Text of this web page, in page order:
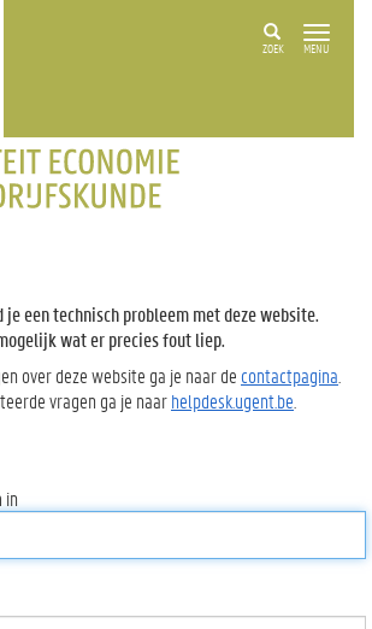
ZOEK MENU
een technisch probleem met deze website.
wat er precies fout liep.
over deze website ga je naar de contactpagina
vragen ga je naarhelpdesk.ugent.be
in